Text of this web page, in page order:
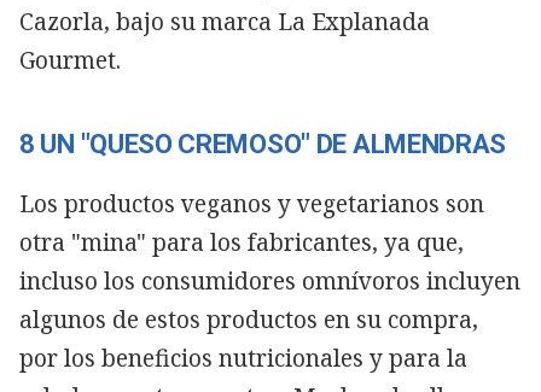
Cazorla, bajo su marca La Explanada
Gourmet.
8 UN "QUESO CREMOSO" DE ALMENDRAS
Los productos veganos y vegetarianos son
otra "mina" para los fabricantes, ya que,
incluso los consumidores omnívoros incluyen
algunos de estos productos en su compra,
por los beneficios nutricionales y para la